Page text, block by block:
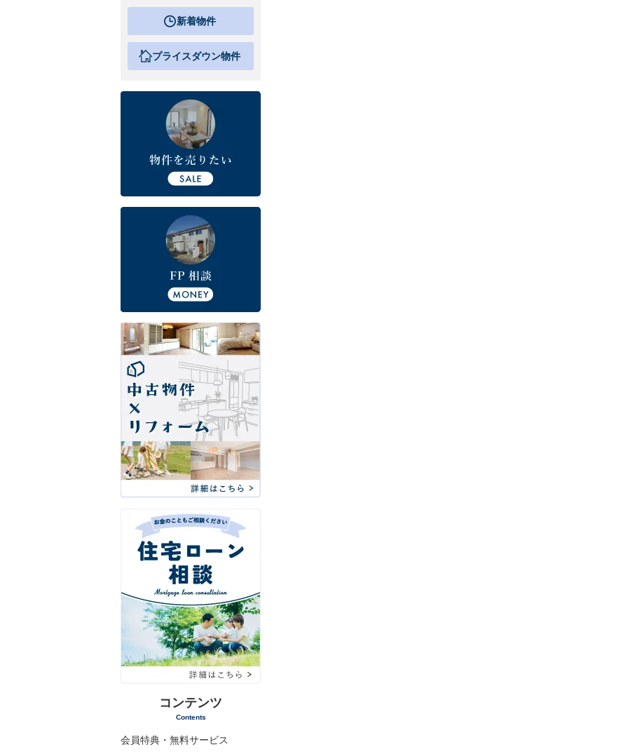
新着物件
プライスダウン物件
コンテンツ
Contents
会員特典・無料サービス